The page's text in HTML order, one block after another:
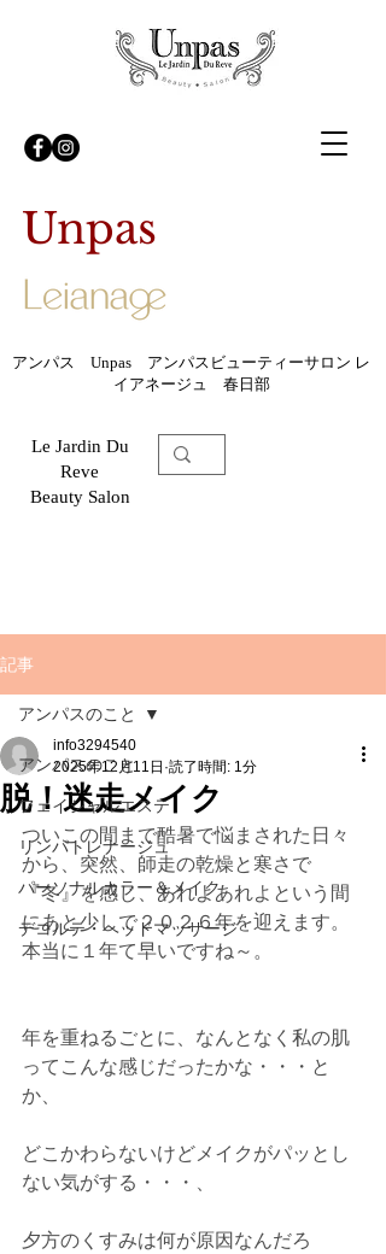
Unpas
Le Jardin Du
Reve
Beauty Salon
アンパス Unpas アンパスビューティーサロン レ
イアネージュ 春日部
記事
アンパスのこと
フェイシャルエステ
リンパトレナージュ
パーソナルカラー＆メイク
デコルテ・ヘッドマッサージ
アンパスのこと
脱！迷走メイク
info3294540
2025年12月11日 読了時間: 1分
ついこの間まで酷暑で悩まされた日々
から、突然、師走の乾燥と寒さで
『冬』を感じ、あれよあれよという間
にあと少しで２０２６年を迎えます。
本当に１年て早いですね～。
年を重ねるごとに、なんとなく私の肌
ってこんな感じだったかな・・・と
か、
どこかわらないけどメイクがパッとし
ない気がする・・・、
夕方のくすみは何が原因なんだろ